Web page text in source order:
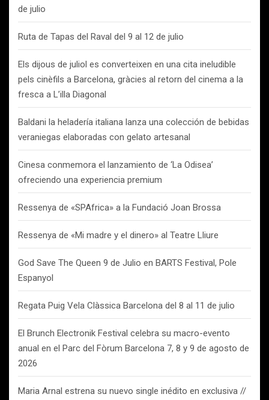
de julio
Ruta de Tapas del Raval del 9 al 12 de julio
Els dijous de juliol es converteixen en una cita ineludible
pels cinèfils a Barcelona, gràcies al retorn del cinema a la
fresca a L’illa Diagonal
Baldani la heladería italiana lanza una colección de bebidas
veraniegas elaboradas con gelato artesanal
Cinesa conmemora el lanzamiento de ‘La Odisea’
ofreciendo una experiencia premium
Ressenya de «SPAfrica» a la Fundació Joan Brossa
Ressenya de «Mi madre y el dinero» al Teatre Lliure
God Save The Queen 9 de Julio en BARTS Festival, Pole
Espanyol
Regata Puig Vela Clàssica Barcelona del 8 al 11 de julio
El Brunch Electronik Festival celebra su macro-evento
anual en el Parc del Fòrum Barcelona 7, 8 y 9 de agosto de
2026
Maria Arnal estrena su nuevo single inédito en exclusiva //